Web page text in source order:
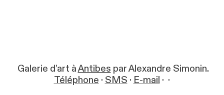
Galerie d’art àAntibespar Alexandre Simonin.
Téléphone·SMS·E-mail· ·